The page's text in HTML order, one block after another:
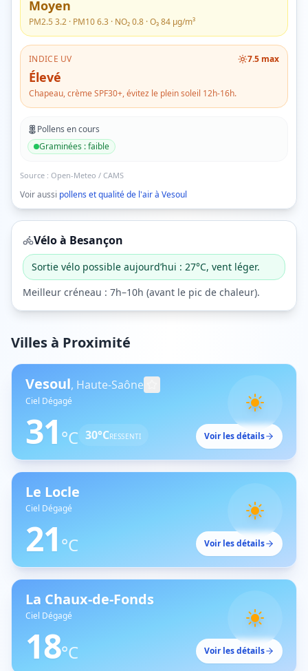
Moyen
PM2.5 3.2 · PM106.3 · NO₂0.8 · O₃84 µg/m³
INDICE UV 7.5 max
Élevé
Chapeau, crème SPF30+, évitez le plein soleil 12h-16h.
Pollens en cours
Graminées :faible
Source : Open-Meteo / CAMS
Voir aussi pollens et qualité de l'air à Vesoul
Vélo à Besançon
Sortie vélo possible aujourd’hui : 27°C, vent léger.
Meilleur créneau : 7h–10h (avant le pic de chaleur).
Villes à Proximité
Vesoul, Haute-Saône
Ciel Dégagé
31 °C 30°CRESSENTI Voir les détails
Le Locle
Ciel Dégagé
21 °C Voir les détails
La Chaux-de-Fonds
Ciel Dégagé
18°C Voir les détails